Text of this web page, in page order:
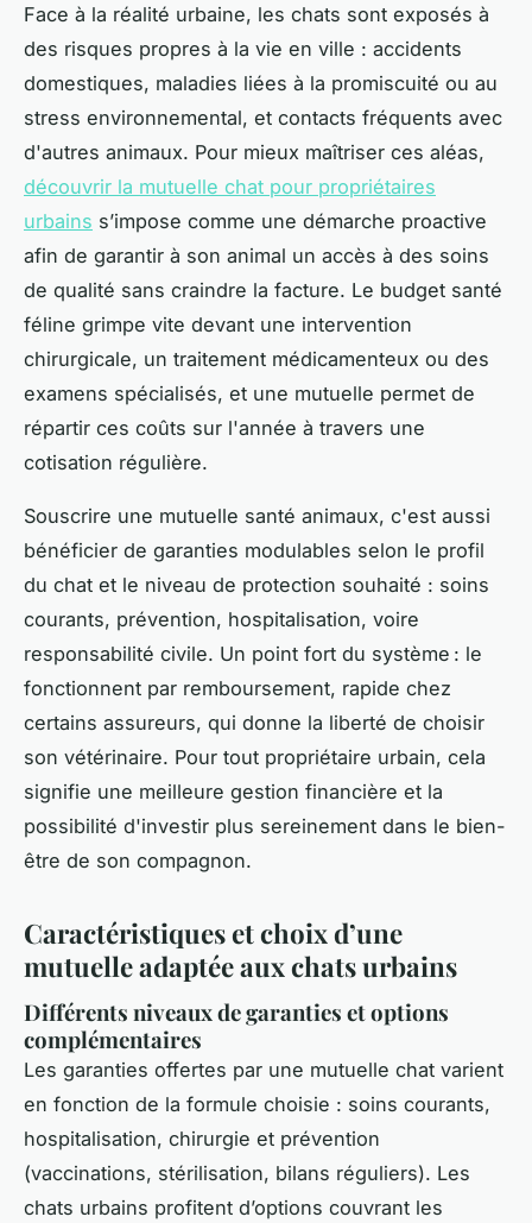
Face à la réalité urbaine, les chats sont exposés à
des risques propres à la vie en ville : accidents
domestiques, maladies liées à la promiscuité ou au
stress environnemental, et contacts fréquents avec
d'autres animaux. Pour mieux maîtriser ces aléas,
découvrir la mutuelle chat pour propriétaires
urbains s’impose comme une démarche proactive
afin de garantir à son animal un accès à des soins
de qualité sans craindre la facture. Le budget santé
féline grimpe vite devant une intervention
chirurgicale, un traitement médicamenteux ou des
examens spécialisés, et une mutuelle permet de
répartir ces coûts sur l'année à travers une
cotisation régulière.
Souscrire une mutuelle santé animaux, c'est aussi
bénéficier de garanties modulables selon le profil
du chat et le niveau de protection souhaité : soins
courants, prévention, hospitalisation, voire
responsabilité civile. Un point fort du système : le
fonctionnent par remboursement, rapide chez
certains assureurs, qui donne la liberté de choisir
son vétérinaire. Pour tout propriétaire urbain, cela
signifie une meilleure gestion financière et la
possibilité d'investir plus sereinement dans le bien-
être de son compagnon.
Caractéristiques et choix d’une
mutuelle adaptée aux chats urbains
Différents niveaux de garanties et options
complémentaires
Les garanties offertes par une mutuelle chat varient
en fonction de la formule choisie : soins courants,
hospitalisation, chirurgie et prévention
(vaccinations, stérilisation, bilans réguliers). Les
chats urbains profitent d’options couvrant les